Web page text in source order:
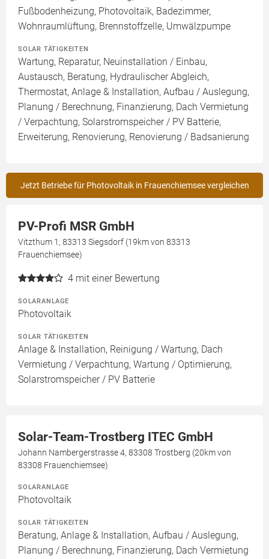
Fußbodenheizung, Photovoltaik, Badezimmer,
Wohnraumlüftung, Brennstoffzelle, Umwälzpumpe
SOLAR TÄTIGKEITEN
Wartung, Reparatur, Neuinstallation / Einbau,
Austausch, Beratung, Hydraulischer Abgleich,
Thermostat, Anlage & Installation, Aufbau / Auslegung,
Planung / Berechnung, Finanzierung, Dach Vermietung
/ Verpachtung, Solarstromspeicher / PV Batterie,
Erweiterung, Renovierung, Renovierung / Badsanierung
Jetzt Betriebe für Photovoltaik in Frauenchiemsee vergleichen
PV-Profi MSR GmbH
Vitzthum 1, 83313 Siegsdorf (19km von 83313
Frauenchiemsee)
4 mit einer Bewertung
SOLARANLAGE
Photovoltaik
SOLAR TÄTIGKEITEN
Anlage & Installation, Reinigung / Wartung, Dach
Vermietung / Verpachtung, Wartung / Optimierung,
Solarstromspeicher / PV Batterie
Solar-Team-Trostberg ITEC GmbH
Johann Nambergerstrasse 4, 83308 Trostberg (20km von
83308 Frauenchiemsee)
SOLARANLAGE
Photovoltaik
SOLAR TÄTIGKEITEN
Beratung, Anlage & Installation, Aufbau / Auslegung,
Planung / Berechnung, Finanzierung, Dach Vermietung